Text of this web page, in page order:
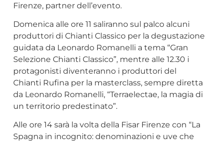
Firenze, partner dell’evento.
Domenica alle ore 11 saliranno sul palco alcuni
produttori di Chianti Classico per la degustazione
guidata da Leonardo Romanelli a tema “Gran
Selezione Chianti Classico”, mentre alle 12.30 i
protagonisti diventeranno i produttori del
Chianti Rufina per la masterclass, sempre diretta
da Leonardo Romanelli, “Terraelectae, la magia di
un territorio predestinato”.
Alle ore 14 sarà la volta della Fisar Firenze con “La
Spagna in incognito: denominazioni e uve che